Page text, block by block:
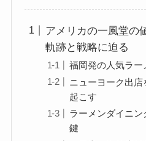
アメリカの一風堂の
軌跡と戦略に迫る
福岡発の人気ラ
ニューヨーク出店
起こす
ラーメンダイニ
鍵